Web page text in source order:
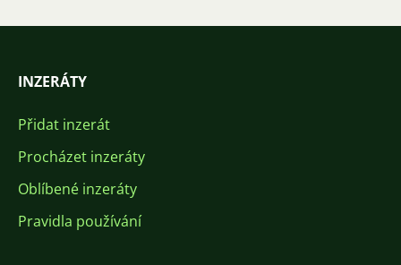
INZERÁTY
Přidat inzerát
Procházet inzeráty
Oblíbené inzeráty
Pravidla používání